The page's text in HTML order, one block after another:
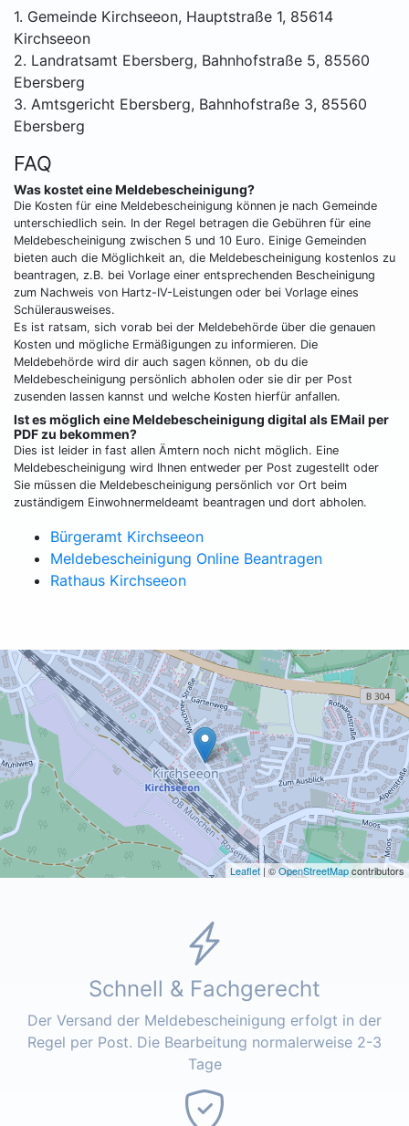
1. Gemeinde Kirchseeon, Hauptstraße 1, 85614
Kirchseeon
2. Landratsamt Ebersberg, Bahnhofstraße 5, 85560
Ebersberg
3. Amtsgericht Ebersberg, Bahnhofstraße 3, 85560
Ebersberg
FAQ
Was kostet eine Meldebescheinigung?
Die Kosten für eine Meldebescheinigung können je nach Gemeinde
unterschiedlich sein. In der Regel betragen die Gebühren für eine
Meldebescheinigung zwischen 5 und 10 Euro. Einige Gemeinden
bieten auch die Möglichkeit an, die Meldebescheinigung kostenlos zu
beantragen, z.B. bei Vorlage einer entsprechenden Bescheinigung
zum Nachweis von Hartz-IV-Leistungen oder bei Vorlage eines
Schülerausweises.
Es ist ratsam, sich vorab bei der Meldebehörde über die genauen
Kosten und mögliche Ermäßigungen zu informieren. Die
Meldebehörde wird dir auch sagen können, ob du die
Meldebescheinigung persönlich abholen oder sie dir per Post
zusenden lassen kannst und welche Kosten hierfür anfallen.
Ist es möglich eine Meldebescheinigung digital als EMail per
PDF zu bekommen?
Dies ist leider in fast allen Ämtern noch nicht möglich. Eine
Meldebescheinigung wird Ihnen entweder per Post zugestellt oder
Sie müssen die Meldebescheinigung persönlich vor Ort beim
zuständigem Einwohnermeldeamt beantragen und dort abholen.
Bürgeramt Kirchseeon
Meldebescheinigung Online Beantragen
Rathaus Kirchseeon
Leaflet | ©OpenStreetMapcontributors
Schnell & Fachgerecht
Der Versand der Meldebescheinigung erfolgt in der
Regel per Post. Die Bearbeitung normalerweise 2-3
Tage